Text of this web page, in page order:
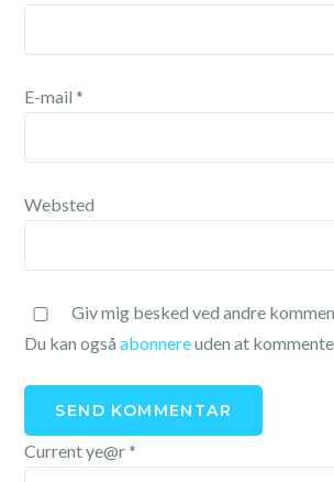
E-mail*
Websted
Giv mig besked ved andre
Du kan ogsåabonnereuden at
Current ye@r*